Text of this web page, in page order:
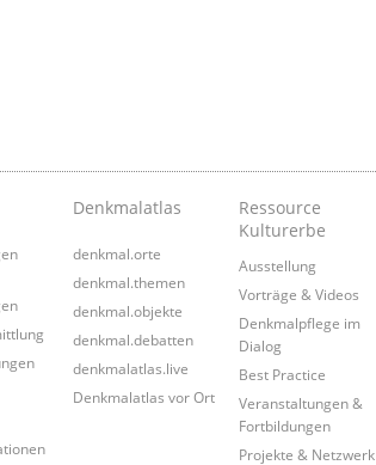
Denkmalatlas
denkmal.orte
denkmal.themen
denkmal.objekte
denkmal.debatten
denkmalatlas.live
Denkmalatlas vor Ort
Ressource
Kulturerbe
Ausstellung
Vorträge & Videos
Denkmalpflege im
Dialog
Best Practice
Veranstaltungen &
Fortbildungen
Projekte & Netzwerk